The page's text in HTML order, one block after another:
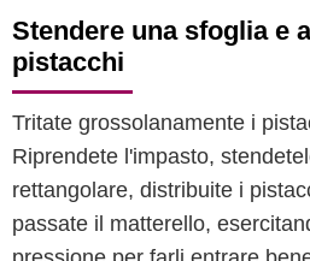
Stendere una sfoglia e
pistacchi
Tritate grossolanamente i
Riprendete l'impasto,
rettangolare, distribuite i
passate il matterello,